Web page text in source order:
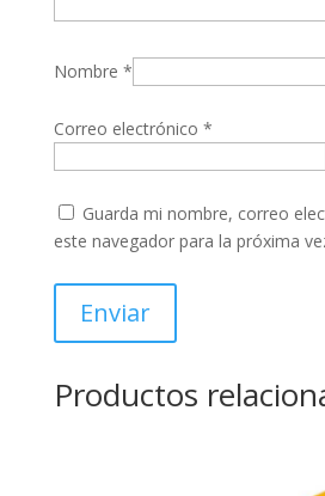
Nombre *
Correo electrónico *
Guarda mi nombre, correo
este navegador para la próxima
Productos